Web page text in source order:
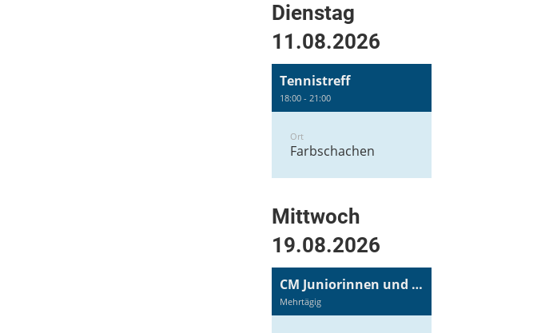
Dienstag
11.08.2026
Tennistreff
18:00 - 21:00
Ort
Farbschachen
Mittwoch
19.08.2026
CM Juniorinnen und Junioren
Mehrtägig